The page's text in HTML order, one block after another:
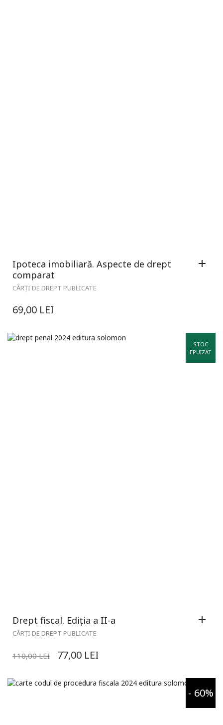
Ipoteca imobiliară. Aspecte de drept
comparat
CĂRȚI DE DREPT PUBLICATE
69,00 LEI
STOC
EPUIZAT
Drept fiscal. Ediția a II-a
CĂRȚI DE DREPT PUBLICATE
110,00LEI 77,00 LEI
- 60%